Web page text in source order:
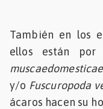
También en los
ellos están
muscaedomesticae
y/o Fuscuropoda
ácaros hacen su